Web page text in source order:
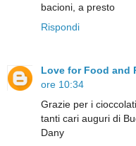
bacioni, a presto
Rispondi
Love for Food and
ore 10:34
Grazie per i
tanti cari auguri di
Dany